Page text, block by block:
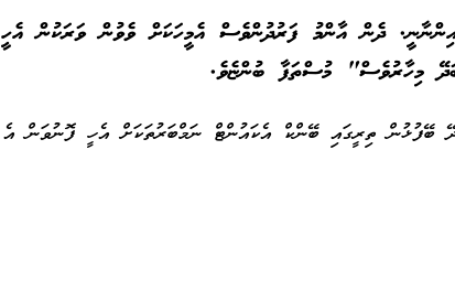
ދެން އާންމު ފަރުދުންވެސް އެމީހަކަށް ވެވުން ވަރަކުން އެހީ
މިހާރުވެސް" މުސްތަފާ ބުންޏެވެ.
ބޭފުޅުން ތިރީގައި ބޭންކް އެކައުންޓް ނަމްބަރުތަކަށް އެހީ ފޮނުވަން އެ